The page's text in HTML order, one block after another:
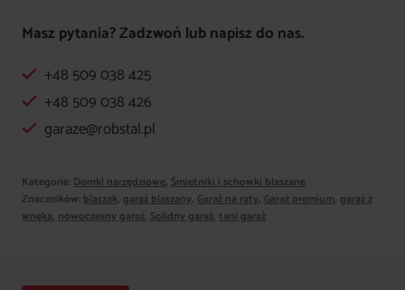
4x3
spad
na
tył
WINCHESTER
Masz pytania? Zadzwoń lub napisz do nas.
+48 509 038 425
+48 509 038 426
garaze@robstal.pl
Kategorie: Domki narzędziowe, Śmietniki i schowki blaszane
Znaczników: blaszak, garaż blaszany, Garaż na raty, Garaż premium, garaż z
wnęka, nowoczesny garaż, Solidny garaż, tani garaż